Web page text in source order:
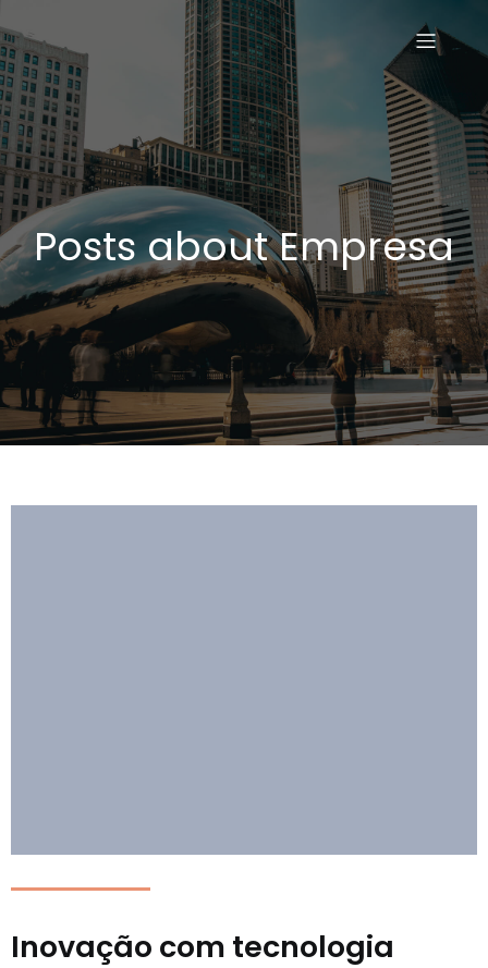
Posts about Empresa
Inovação com tecnologia